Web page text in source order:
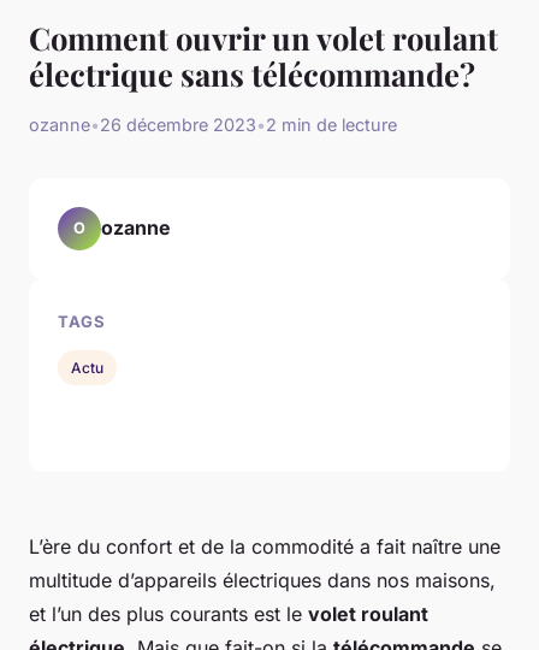
Comment ouvrir un volet roulant
électrique sans télécommande?
ozanne•26 décembre 2023•2 min de lecture
L’ère du confort et de la commodité a fait naître une
multitude d’appareils électriques dans nos maisons,
et l’un des plus courants est le volet roulant
O ozanne
TAGS
Actu